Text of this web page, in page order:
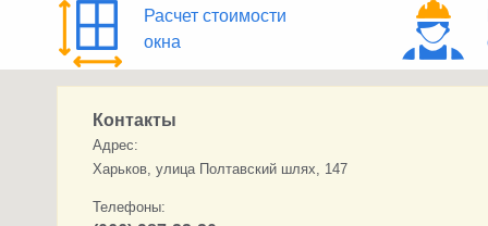
Расчет стоимости
окна
Контакты
Адрес:
Харьков, улица Полтавский шлях, 147
Телефоны: